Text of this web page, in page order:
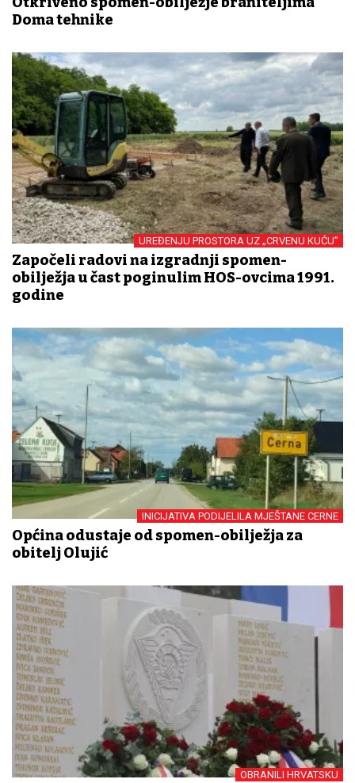
Doma tehnike
UREĐENJU PROSTORA UZ „CRVENU KUĆU”
Započeli radovi na izgradnji spomen-
obilježja u čast poginulim HOS-ovcima 1991.
godine
INICIJATIVA PODIJELILA MJEŠTANE CERNE
Općina odustaje od spomen-obilježja za
obitelj Olujić
OBRANILI HRVATSKU